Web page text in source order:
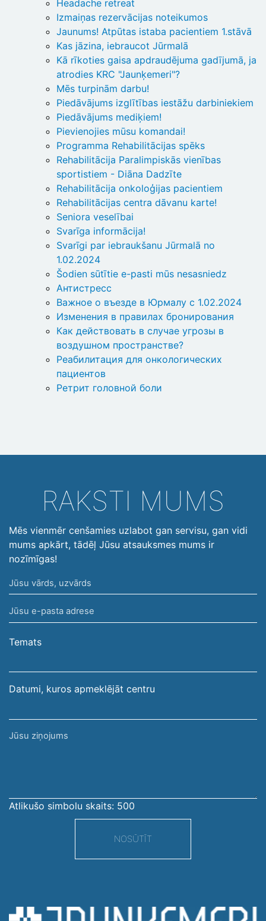
Headache retreat
Izmaiņas rezervācijas noteikumos
Jaunums! Atpūtas istaba pacientiem 1.stāvā
Kas jāzina, iebraucot Jūrmalā
Kā rīkoties gaisa apdraudējuma gadījumā, ja
atrodies KRC "Jaunķemeri"?
Mēs turpinām darbu!
Piedāvājums izglītības iestāžu darbiniekiem
Piedāvājums mediķiem!
Pievienojies mūsu komandai!
Programma Rehabilitācijas spēks
Rehabilitācija Paralimpiskās vienības
sportistiem - Diāna Dadzīte
Rehabilitācija onkoloģijas pacientiem
Rehabilitācijas centra dāvanu karte!
Seniora veselībai
Svarīga informācija!
Svarīgi par iebraukšanu Jūrmalā no
1.02.2024
Šodien sūtītie e-pasti mūs nesasniedz
Антистресс
Важное о въезде в Юрмалу с 1.02.2024
Изменения в правилах бронирования
Как действовать в случае угрозы в
воздушном пространстве?
Реабилитация для онкологических
пациентов
Ретрит головной боли
RAKSTI MUMS
Mēs vienmēr cenšamies uzlabot gan servisu, gan vidi
mums apkārt, tādēļ Jūsu atsauksmes mums ir
nozīmīgas!
Jūsu
vārds,
uzvārds
Jūsu
e-
pasta
Temats
Datumi, kuros apmeklējāt centru
Jūsu
Atlikušo simbolu skaits: 500
NOSŪTĪT